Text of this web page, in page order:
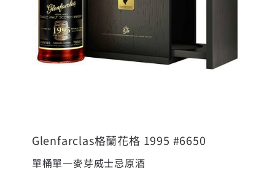
Glenfarclas格蘭花格 1995 #6650
單桶單一麥芽威士忌原酒